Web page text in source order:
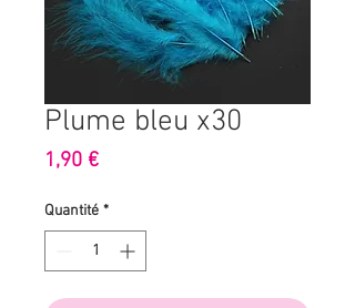
Plume bleu x30
1,90 €Prix
Quantité *